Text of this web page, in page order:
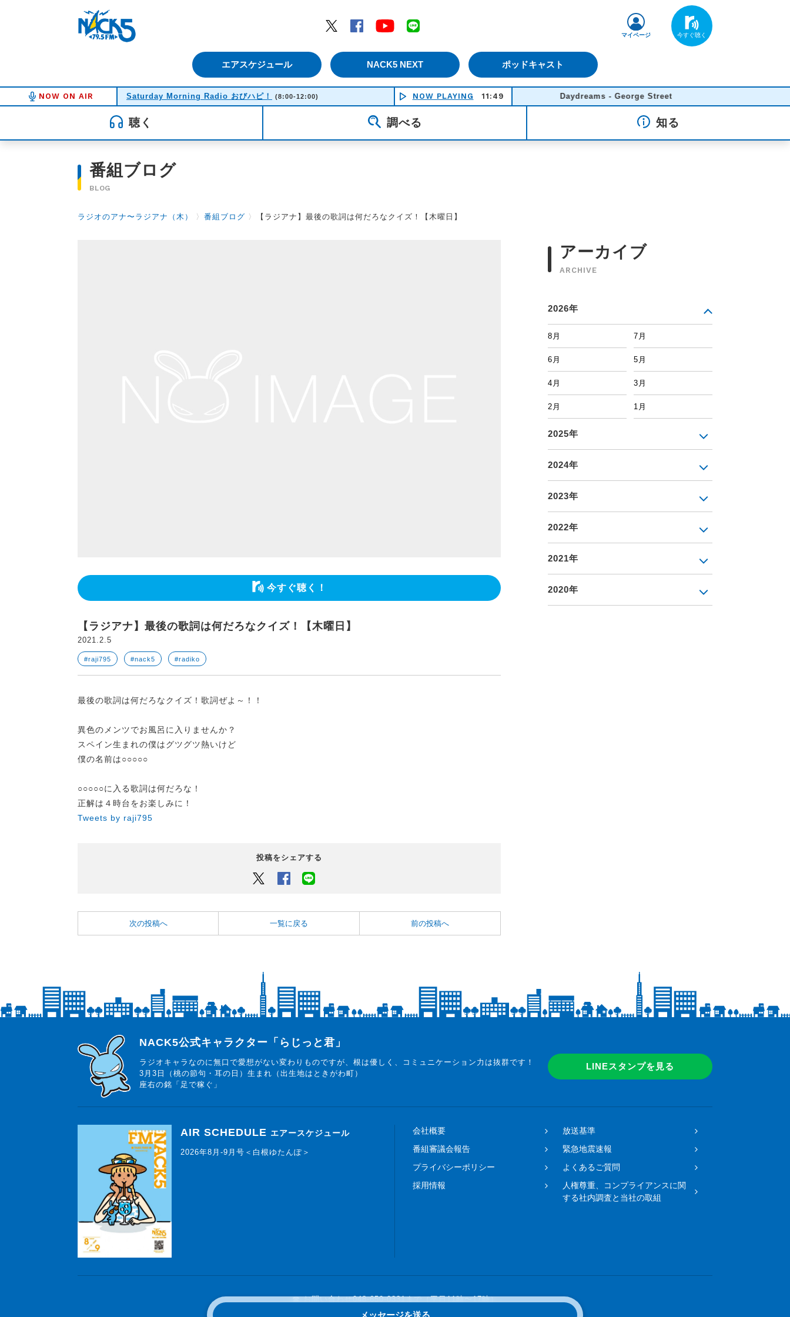
Twitter
Facebook YouTube
エアスケジュール NACK5 NEXT ポッドキャスト
マイページ
NOW ON AIR Saturday Morning Radio おびハピ！ (8:00-12:00) NOW PLAYING 11:49 Daydreams - George Street
聴く 調べる 知る
番組ブログ
BLOG
ラジオのアナ〜ラジアナ（木） 〉 番組ブログ 〉 【ラジアナ】最後の歌詞は何だろなクイズ！【木曜日】
今すぐ聴く！
【ラジアナ】最後の歌詞は何だろなクイズ！【木曜日】
2021.2.5
#raji795 #nack5 #radiko
最後の歌詞は何だろなクイズ！歌詞ぜよ～！！
異色のメンツでお風呂に入りませんか？
スペイン生まれの僕はグツグツ熱いけど
僕の名前は○○○○○
○○○○○に入る歌詞は何だろな！
正解は４時台をお楽しみに！
Tweets by raji795
投稿をシェアする
Twitter Facebook
次の投稿へ 一覧に戻る 前の投稿へ
アーカイブ
ARCHIVE
2026年
8月 7月
6月 5月
4月 3月
2月 1月
2025年
2024年
2023年
2022年
2021年
2020年
メッセージを送る
らじっと君
NACK5公式キャラクター「らじっと君」
ラジオキャラなのに無口で愛想がない変わりものですが、根は優しく、コミュニケーション力は抜群です！
3月3日（桃の節句・耳の日）生まれ（出生地はときがわ町）
座右の銘「足で稼ぐ」
LINEスタンプを見る
AIR SCHEDULE エアースケジュール
2026年8月-9月号＜白根ゆたんぽ＞
会社概要
放送基準
番組審議会報告
緊急地震速報
プライバシーポリシー
よくあるご質問
採用情報
人権尊重、コンプライアンスに関
する社内調査と当社の取組
☎ お問い合わせ048-650-0331まで（平日11時〜17時）